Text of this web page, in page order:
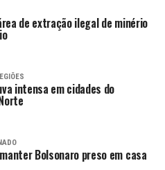
de extração ilegal de minério
intensa em cidades do
Bolsonaro preso em casa